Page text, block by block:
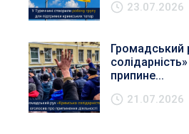
23.07.2026
Громадський
припине...
21.07.2026